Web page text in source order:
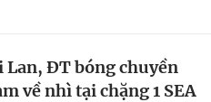
Lan, ĐT bóng chuyền
về nhì tại chặng 1 SEA